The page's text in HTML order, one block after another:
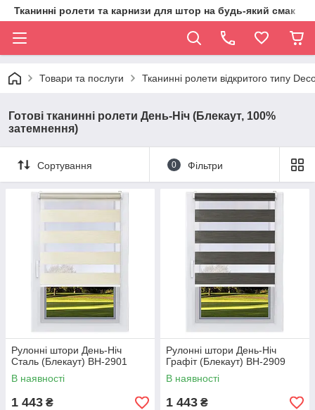
Тканинні ролети та карнизи для штор на будь-який смак
Товари та послуги Тканинні ролети відкритого типу
Готові тканинні ролети День-Ніч (Блекаут, 100%
затемнення)
Сортування 0 Фільтри
Рулонні штори День-Ніч
Сталь (Блекаут) ВН-2901
В наявності
1 443 ₴
Рулонні штори День-Ніч
Графіт (Блекаут) ВН-2909
В наявності
1 443 ₴